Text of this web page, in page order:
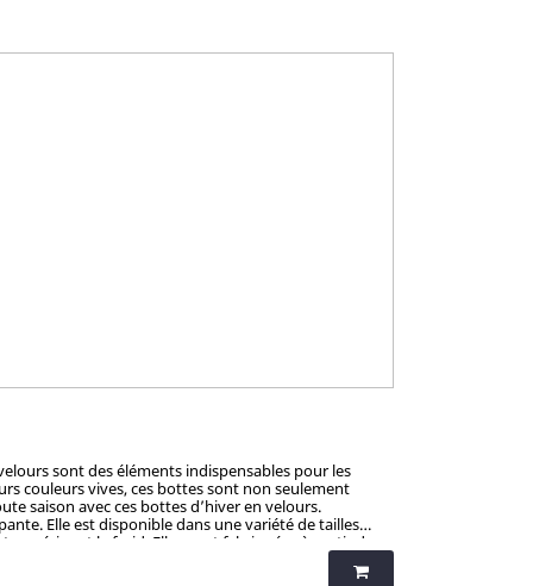
sont des éléments indispensables pour les
couleurs vives, ces bottes sont non seulement
saison avec ces bottes d’hiver en velours.
et le froid. Elles sont fabriquées à partir de
offre une excellente adhérence sur des
: